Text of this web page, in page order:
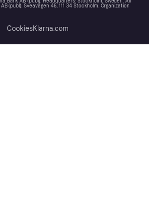
(publ). Sveavägen 46, 111 34 Stockholm. Organization
CookiesKlarna.com